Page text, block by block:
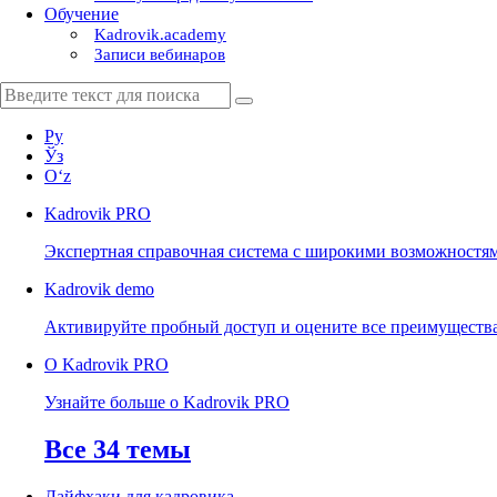
Обучение
Kadrovik.academy
Записи вебинаров
Ру
Ўз
Oʻz
Kadrovik PRO
Экспертная справочная система с широкими
Kadrovik demo
Активируйте пробный доступ и оцените все
О Kadrovik PRO
Узнайте больше о Kadrovik PRO
Все 34 темы